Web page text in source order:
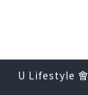
U Lifestyle 會